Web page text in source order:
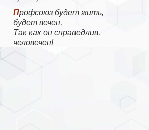
Профсоюз будет жить,
будет вечен,
Так как он справедлив,
человечен!